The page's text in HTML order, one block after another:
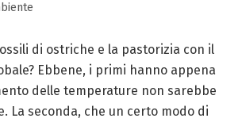
di ostriche e la pastorizia con il
Ebbene, i primi hanno appena
delle temperature non sarebbe
La seconda, che un certo modo di